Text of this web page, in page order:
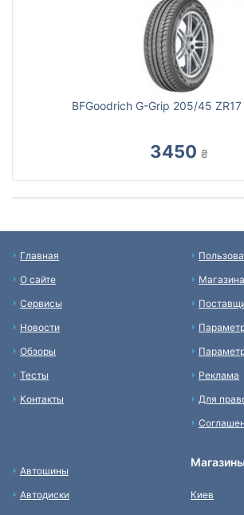
BFGoodrich G-Grip 205/45 ZR17
3450 ₴
Главная
О сайте
Сервисы
Новости
Обзоры
Тесты
Контакты
Реклама
Для
Автошины
Автодиски
Киев